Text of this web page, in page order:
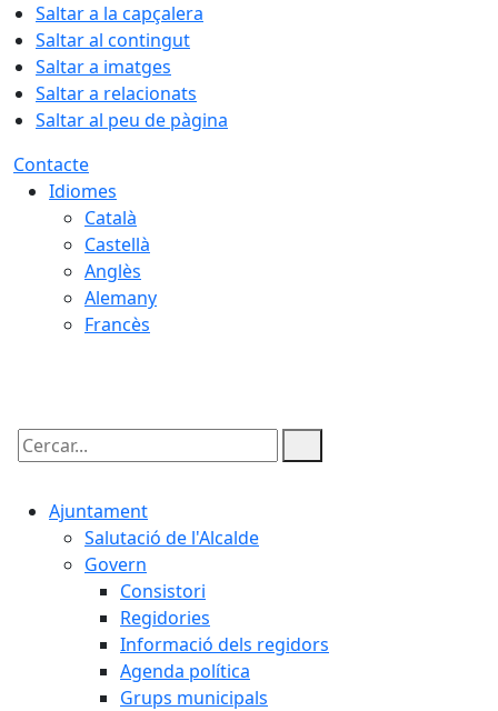
Saltar a la capçalera
Saltar al contingut
Saltar a imatges
Saltar a relacionats
Saltar al peu de pàgina
Contacte
Idiomes
Català
Castellà
Anglès
Alemany
Francès
Cercar:
Ajuntament
Salutació de l'Alcalde
Govern
Consistori
Regidories
Informació dels regidors
Agenda política
Grups municipals